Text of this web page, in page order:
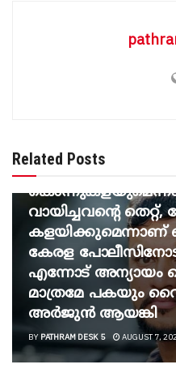
Related Posts
വാങ്ങി ജീവിക്കാൻ
എന്നതിന്റെയർത്ഥം
വായിച്ചവന്റെ തെറ്റ്,
കളയിക്കുമെന്നാണ്
കേരള
എന്നോട് അന്യായം
മാത്രമേ പകയും
അർജുൻ ആയങ്കി
BY PATHRAM DESK 5 AUGUST 7,